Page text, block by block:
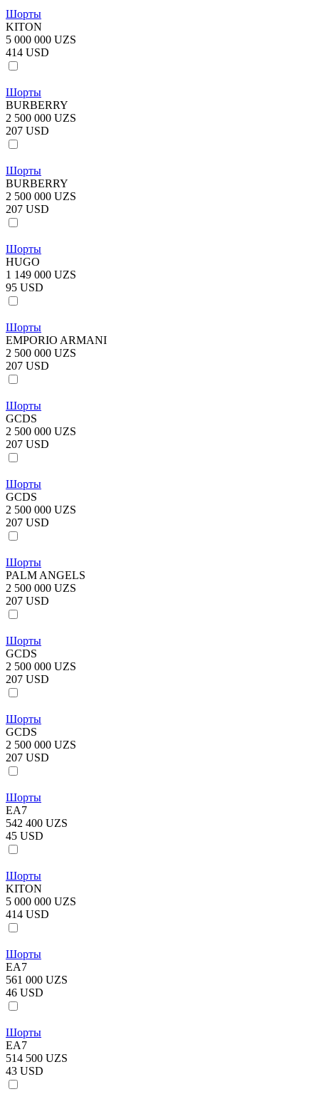
Шорты
KITON
5 000 000 UZS
414 USD
Шорты
BURBERRY
2 500 000 UZS
207 USD
Шорты
BURBERRY
2 500 000 UZS
207 USD
Шорты
HUGO
1 149 000 UZS
95 USD
Шорты
EMPORIO ARMANI
2 500 000 UZS
207 USD
Шорты
GCDS
2 500 000 UZS
207 USD
Шорты
GCDS
2 500 000 UZS
207 USD
Шорты
PALM ANGELS
2 500 000 UZS
207 USD
Шорты
GCDS
2 500 000 UZS
207 USD
Шорты
GCDS
2 500 000 UZS
207 USD
Шорты
EA7
542 400 UZS
45 USD
Шорты
KITON
5 000 000 UZS
414 USD
Шорты
EA7
561 000 UZS
46 USD
Шорты
EA7
514 500 UZS
43 USD